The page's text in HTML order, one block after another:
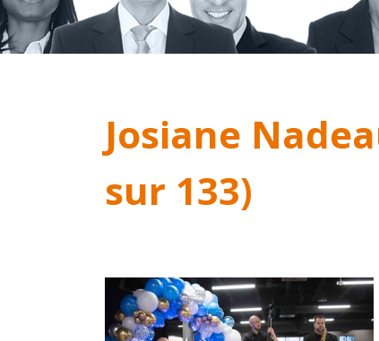
Josiane
sur 133)